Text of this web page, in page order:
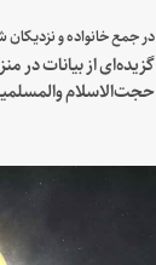
گزیده‌ای از بیانات
حجت‌الاسلام